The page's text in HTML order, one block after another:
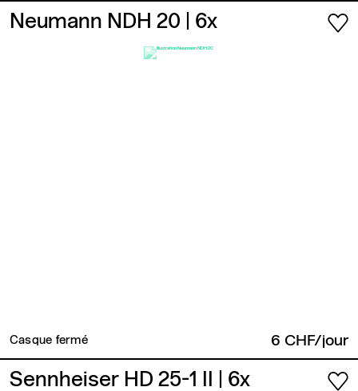
Neumann NDH 20 | 6x
Casque fermé 6 CHF/jour
Sennheiser HD 25-1 II | 6x